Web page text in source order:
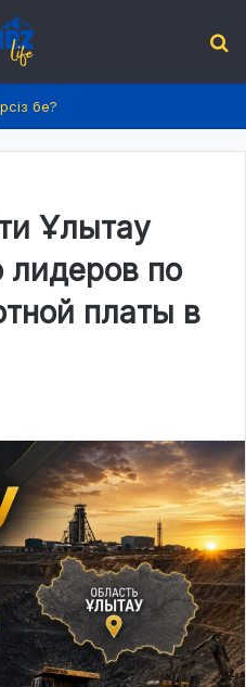
бе?
Ұлытау
лидеров по
платы в